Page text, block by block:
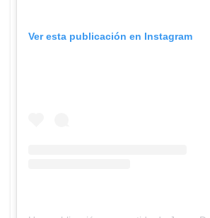
Ver esta publicación en Instagram